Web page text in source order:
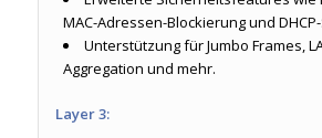
MAC-Adressen-Blockierung und
Unterstützung für Jumbo Frames,
Aggregation und mehr.
Layer 3: